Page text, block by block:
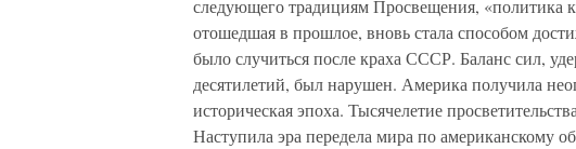
следующего традициям Просвещения, «политика
отошедшая в прошлое, вновь стала способом
было случиться после краха СССР. Баланс сил,
десятилетий, был нарушен. Америка получила
историческая эпоха. Тысячелетие
Наступила эра передела мира по американскому